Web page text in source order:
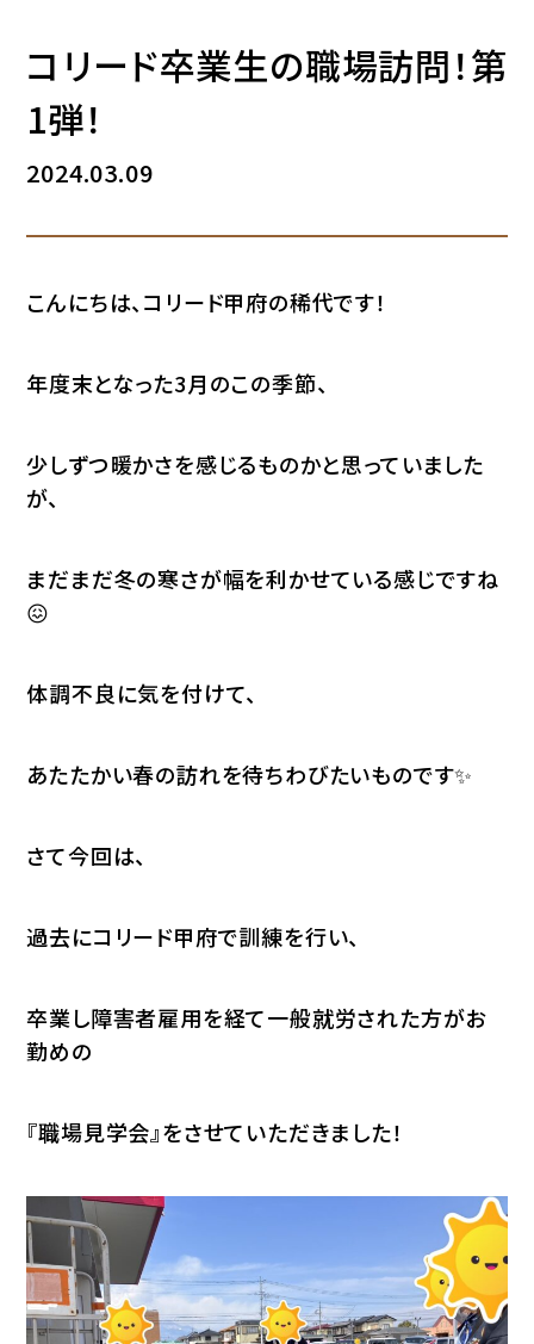
コリード卒業生の職場訪問！第
1弾！
2024.03.09
こんにちは、コリード甲府の稀代です！
年度末となった3月のこの季節、
少しずつ暖かさを感じるものかと思っていました
が、
まだまだ冬の寒さが幅を利かせている感じですね
😖
体調不良に気を付けて、
あたたかい春の訪れを待ちわびたいものです✨
さて今回は、
過去にコリード甲府で訓練を行い、
卒業し障害者雇用を経て一般就労された方がお
勤めの
『職場見学会』をさせていただきました！